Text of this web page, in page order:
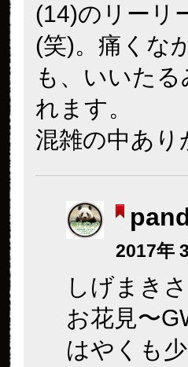
(14)のリーリ
(笑)。痛くな
も、いいた
れます。
混雑の中あ
2017年
しげまき
お花見〜
はやくも